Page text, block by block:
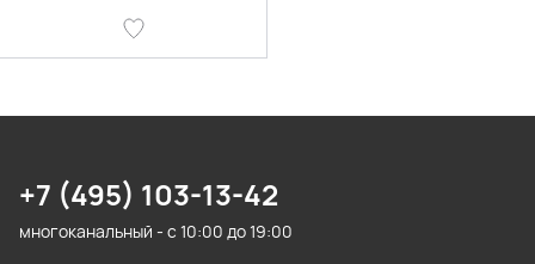
+7 (495) 103-13-42
многоканальный - с 10:00 до 19:00